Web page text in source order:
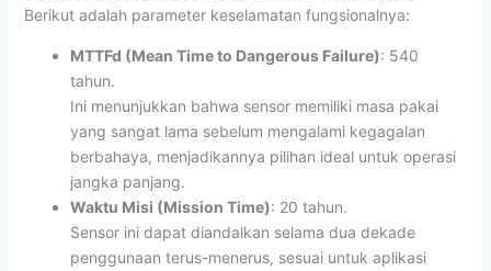
Berikut adalah parameter keselamatan fungsionalnya:
MTTFd (Mean Time to Dangerous Failure): 540
tahun.
Ini menunjukkan bahwa sensor memiliki masa pakai
yang sangat lama sebelum mengalami kegagalan
berbahaya, menjadikannya pilihan ideal untuk operasi
jangka panjang.
Waktu Misi (Mission Time): 20 tahun.
Sensor ini dapat diandalkan selama dua dekade
penggunaan terus-menerus, sesuai untuk aplikasi